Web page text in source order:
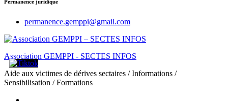
Permanence juridique
permanence.gemppi@gmail.com
Association GEMPPI - SECTES INFOS
Aide aux victimes de dérives sectaires / Informations /
Sensibilisation / Formations